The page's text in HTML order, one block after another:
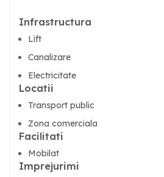
Infrastructura
Lift
Canalizare
Electricitate
Locatii
Transport public
Zona comerciala
Facilitati
Mobilat
Imprejurimi